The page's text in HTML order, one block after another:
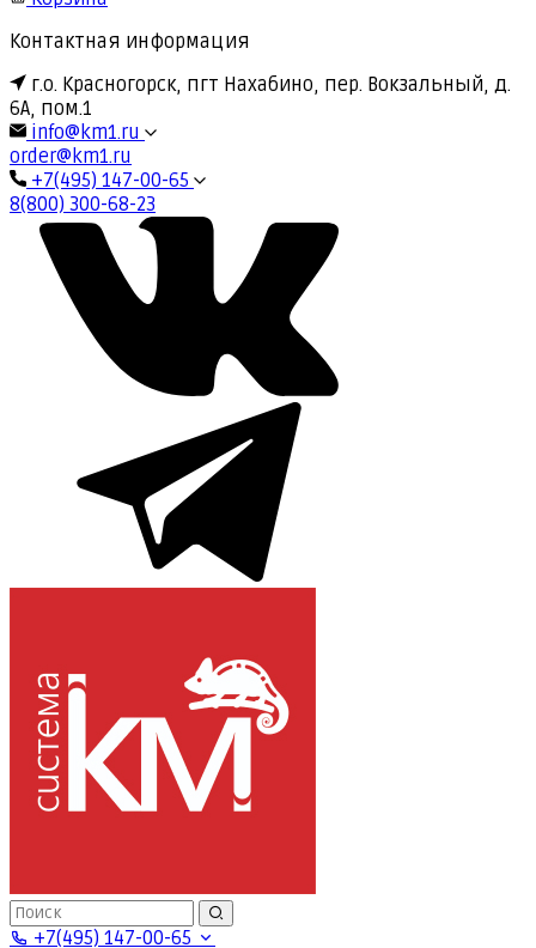
Контактная информация
г.о. Красногорск, пгт Нахабино, пер. Вокзальный, д.
6А, пом.1
info@km1.ru
order@km1.ru
+7(495) 147-00-65
8(800) 300-68-23
+7(495) 147-00-65